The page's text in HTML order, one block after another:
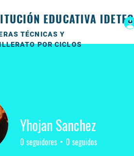
EDUCATIVA IDETEC
TÉCNICAS Y
POR CICLOS
Yhojan Sanchez
0 seguidores 0 seguidos